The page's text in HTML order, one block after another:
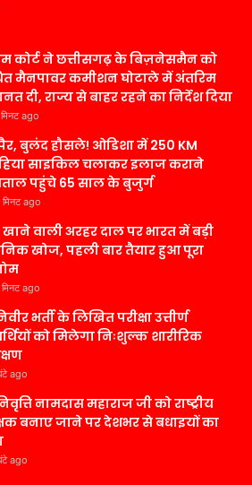
कोर्ट ने छत्तीसगढ़ के बिज़नेसमैन को
मैनपावर कमीशन घोटाले में अंतरिम
दी, राज्य से बाहर रहने का निर्देश दिया
ago
बुलंद हौसले! ओडिशा में 250 KM
साइकिल चलाकर इलाज कराने
पहुंचे 65 साल के बुजुर्ग
ago
खाने वाली अरहर दाल पर भारत में बड़ी
खोज, पहली बार तैयार हुआ पूरा
ago
भर्ती के लिखित परीक्षा उत्तीर्ण
को मिलेगा निःशुल्क शारीरिक
ago
नामदास महाराज जी को राष्ट्रीय
बनाए जाने पर देशभर से बधाइयों का
ago